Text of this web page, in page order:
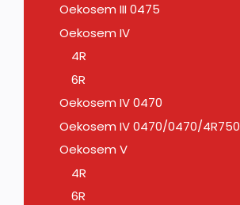
Oekosem III 0475
Oekosem IV
4R
6R
Oekosem IV 0470
Oekosem IV 0470/0470/4R750
Oekosem V
4R
6R